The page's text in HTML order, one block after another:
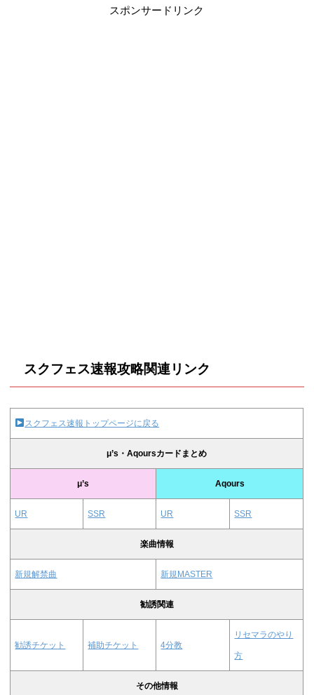
スポンサードリンク
スクフェス速報攻略関連リンク
スクフェス速報トップページに戻る
μ’s・Aqoursカードまとめ
μ’s Aqours
UR SSR UR SSR
楽曲情報
新規解禁曲 新規MASTER
勧誘関連
勧誘チケット 補助チケット 4分教
リセマラのやり
方
その他情報